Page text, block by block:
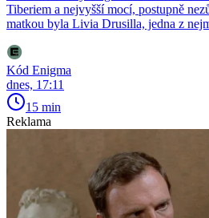
Tiberiem a nejvyšší mocí, postupně
matkou byla Livia Drusilla, jedna z
Kód Enigma
dnes, 17:11
15 min
Reklama